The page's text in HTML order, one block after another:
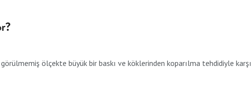
ölçekte büyük bir baskı ve köklerinden koparılma tehdidiyle karşı